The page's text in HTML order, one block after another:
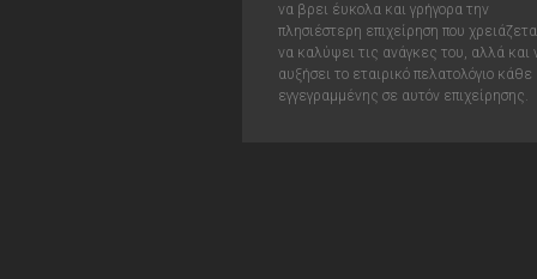
να βρει έυκολα και γρήγορα την
πλησιέστερη επιχείρηση που
να καλύψει τις ανάγκες του, αλλά και
αυξήσει το εταιρικό πελατολόγιο κάθε
εγγεγραμμένης σε αυτόν επιχείρησης.